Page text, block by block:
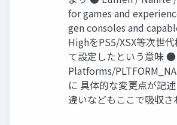
for games and
gen consoles and
HighをPS5/XSX等次世
て設定したという意味
Platforms/
に 具体的な変更点が記
違いなどもここで吸収さ